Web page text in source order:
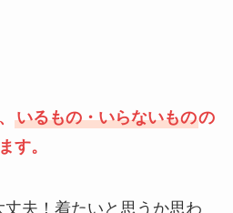
いるもの・いらないものの
す。
夫！着たいと思うか思わ